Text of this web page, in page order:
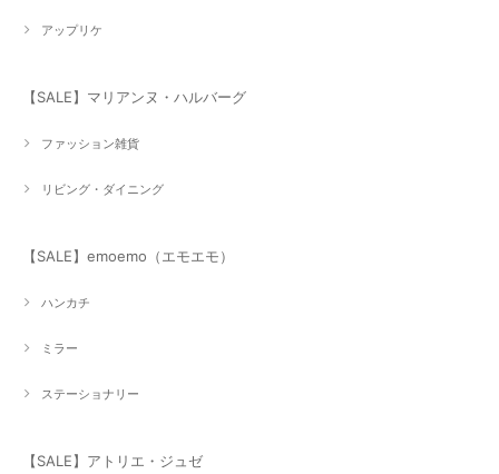
アップリケ
【SALE】マリアンヌ・ハルバーグ
ファッション雑貨
リビング・ダイニング
【SALE】emoemo（エモエモ）
ハンカチ
ミラー
ステーショナリー
【SALE】アトリエ・ジュゼ